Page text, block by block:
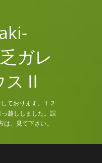
ガレ
スⅡ
ております。１２
越ししました。誤
、見て下さい。